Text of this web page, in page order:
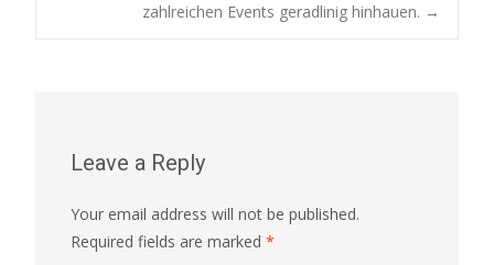
zahlreichen Events geradlinig hinhauen. →
Leave a Reply
Your email address will not be published.
Required fields are marked *